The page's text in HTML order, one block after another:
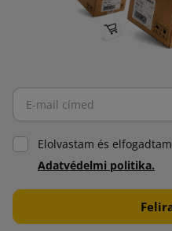
Elolvastam és elfogadtam
Adatvédelmi politika.